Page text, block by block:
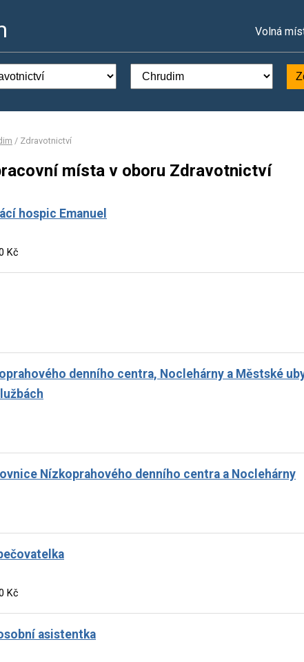
Volná
/ Zdravotnictví
místa v oboru Zdravotnictví
hospic Emanuel
Kč
denního centra, Noclehárny a Městské
Nízkoprahového denního centra a Noclehárny
Kč
asistentka